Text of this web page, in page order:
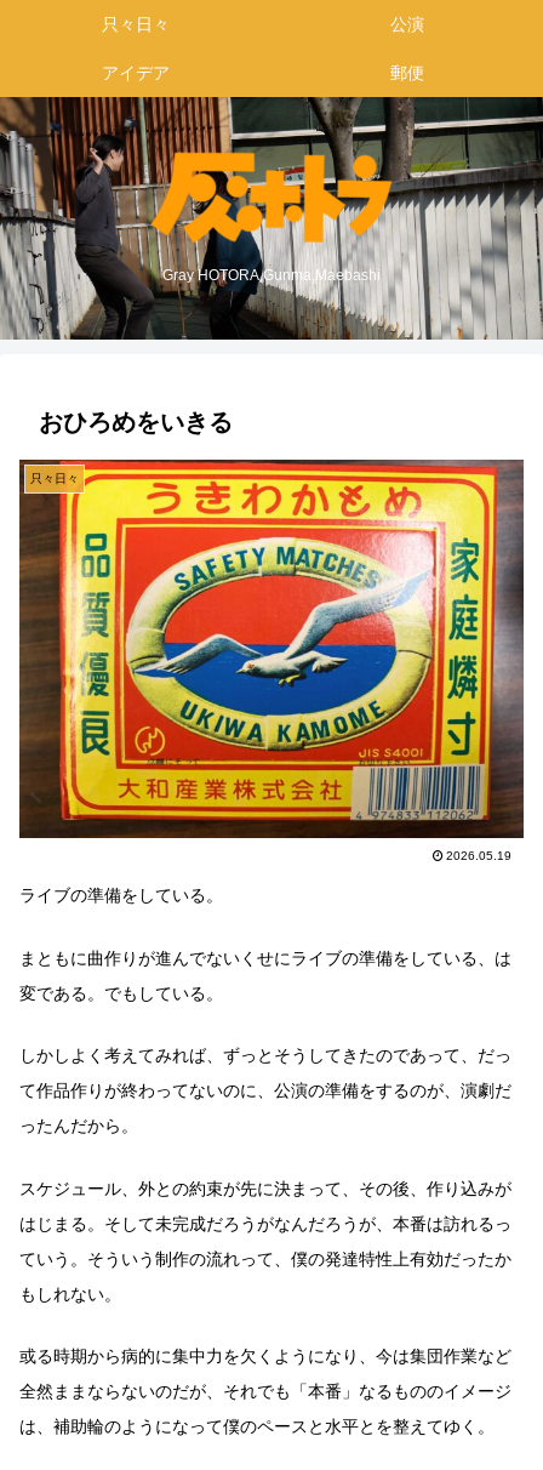
Gray HOTORA,Gunma,Maebashi
只々日々 公演
アイデア 郵便
おひろめをいきる
只々日々
2026.05.19
ライブの準備をしている。
まともに曲作りが進んでないくせにライブの準備をしている、は
変である。でもしている。
しかしよく考えてみれば、ずっとそうしてきたのであって、だっ
て作品作りが終わってないのに、公演の準備をするのが、演劇だ
ったんだから。
スケジュール、外との約束が先に決まって、その後、作り込みが
はじまる。そして未完成だろうがなんだろうが、本番は訪れるっ
ていう。そういう制作の流れって、僕の発達特性上有効だったか
もしれない。
或る時期から病的に集中力を欠くようになり、今は集団作業など
全然ままならないのだが、それでも「本番」なるもののイメージ
は、補助輪のようになって僕のペースと水平とを整えてゆく。